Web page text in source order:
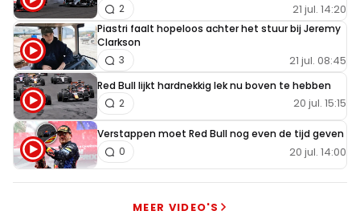
21 jul. 14:20
2
Piastri faalt hopeloos achter het stuur bij Jeremy
Clarkson
21 jul. 08:45
3
Red Bull lijkt hardnekkig lek nu boven te hebben
20 jul. 15:15
2
Verstappen moet Red Bull nog even de tijd geven
20 jul. 14:00
0
MEER VIDEO'S